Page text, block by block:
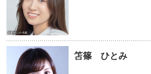
笘篠 ひとみ